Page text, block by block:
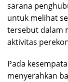
sarana
untuk melihat
tersebut dalam
aktivitas
Pada
menyerahkan